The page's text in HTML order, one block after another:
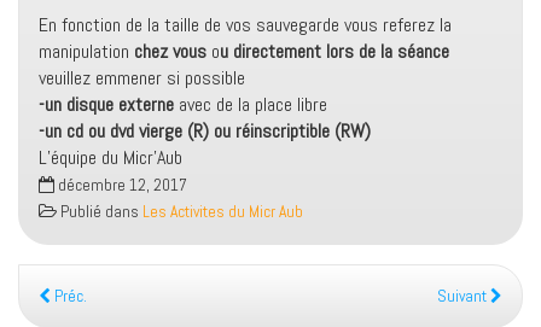
En fonction de la taille de vos sauvegarde vous referez la
manipulation chez vous ou directement lors de la séance
veuillez emmener si possible
-un disque externe avec de la place libre
-un cd ou dvd vierge (R) ou réinscriptible (RW)
L’équipe du Micr’Aub
décembre 12, 2017
Publié dans Les Activites du Micr Aub
Préc. Suivant